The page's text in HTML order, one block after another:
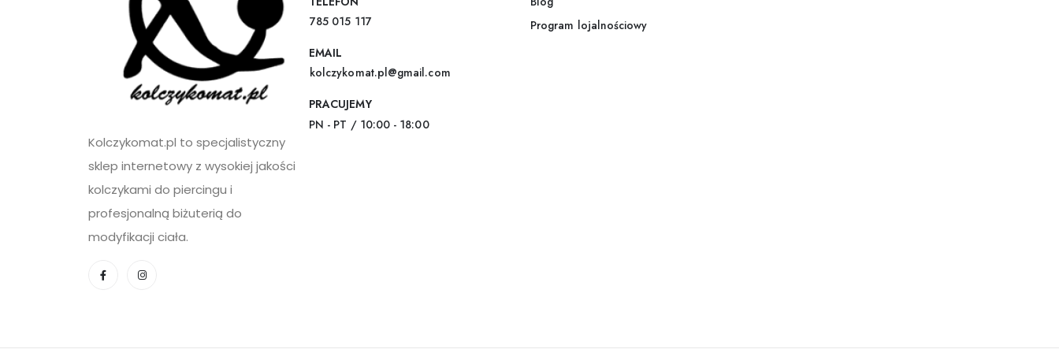
Kolczykomat.pl to specjalistyczny
sklep internetowy z wysokiej jakości
kolczykami do piercingu i
profesjonalną biżuterią do
modyfikacji ciała.
785 015 117
EMAIL
kolczykomat.pl@gmail.com
PRACUJEMY
PN - PT / 10:00 - 18:00
Program lojalnościowy